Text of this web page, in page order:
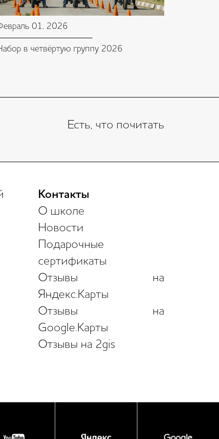
01, 2026
в четвёртую группу 2026
Есть, что почитать
Контакты
О школе
Новости
Подарочные
сертификаты
Отзывы на
Яндекс.Карты
Отзывы на
Google.Карты
Отзывы на 2gis